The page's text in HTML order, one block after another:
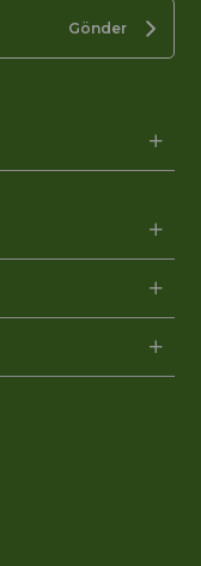
Gönder